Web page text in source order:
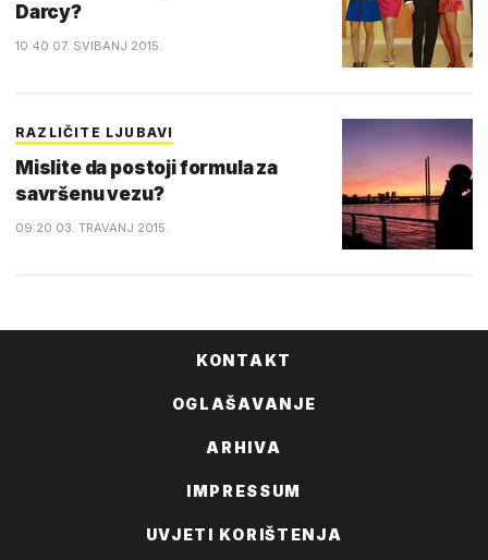
Darcy?
10:40 07. SVIBANJ 2015.
RAZLIČITE LJUBAVI
Mislite da postoji formula za
savršenu vezu?
09:20 03. TRAVANJ 2015.
KONTAKT
OGLAŠAVANJE
ARHIVA
IMPRESSUM
UVJETI KORIŠTENJA